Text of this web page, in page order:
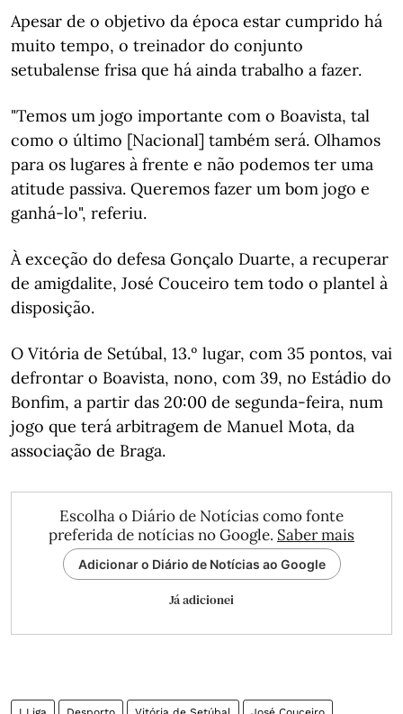
Apesar de o objetivo da época estar cumprido há
muito tempo, o treinador do conjunto
setubalense frisa que há ainda trabalho a fazer.
"Temos um jogo importante com o Boavista, tal
como o último [Nacional] também será. Olhamos
para os lugares à frente e não podemos ter uma
atitude passiva. Queremos fazer um bom jogo e
ganhá-lo", referiu.
À exceção do defesa Gonçalo Duarte, a recuperar
de amigdalite, José Couceiro tem todo o plantel à
disposição.
O Vitória de Setúbal, 13.º lugar, com 35 pontos, vai
defrontar o Boavista, nono, com 39, no Estádio do
Bonfim, a partir das 20:00 de segunda-feira, num
jogo que terá arbitragem de Manuel Mota, da
associação de Braga.
Escolha o Diário de Notícias como fonte
preferida de notícias no Google. Saber mais
Adicionar o Diário de Notícias ao Google
Já adicionei